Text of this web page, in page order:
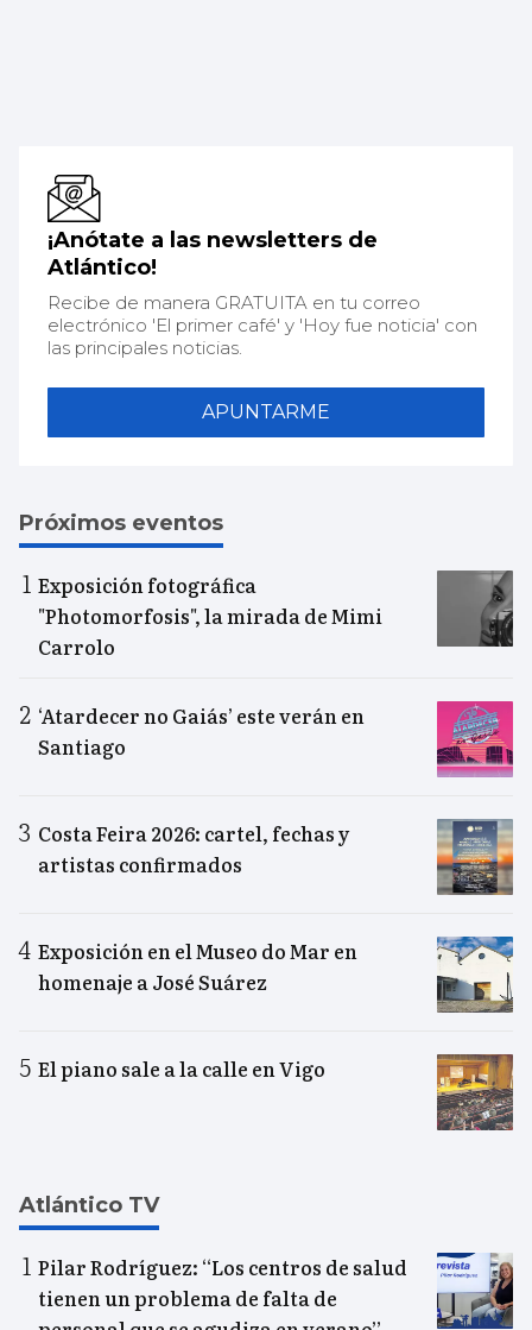
¡Anótate a las newsletters de
Atlántico!
Recibe de manera GRATUITA en tu correo
electrónico 'El primer café' y 'Hoy fue noticia' con
las principales noticias.
APUNTARME
Próximos eventos
Exposición fotográfica
"Photomorfosis", la mirada de Mimi
Carrolo
‘Atardecer no Gaiás’ este verán en
Santiago
Costa Feira 2026: cartel, fechas y
artistas confirmados
Exposición en el Museo do Mar en
homenaje a José Suárez
El piano sale a la calle en Vigo
Atlántico TV
Pilar Rodríguez: “Los centros de salud
tienen un problema de falta de